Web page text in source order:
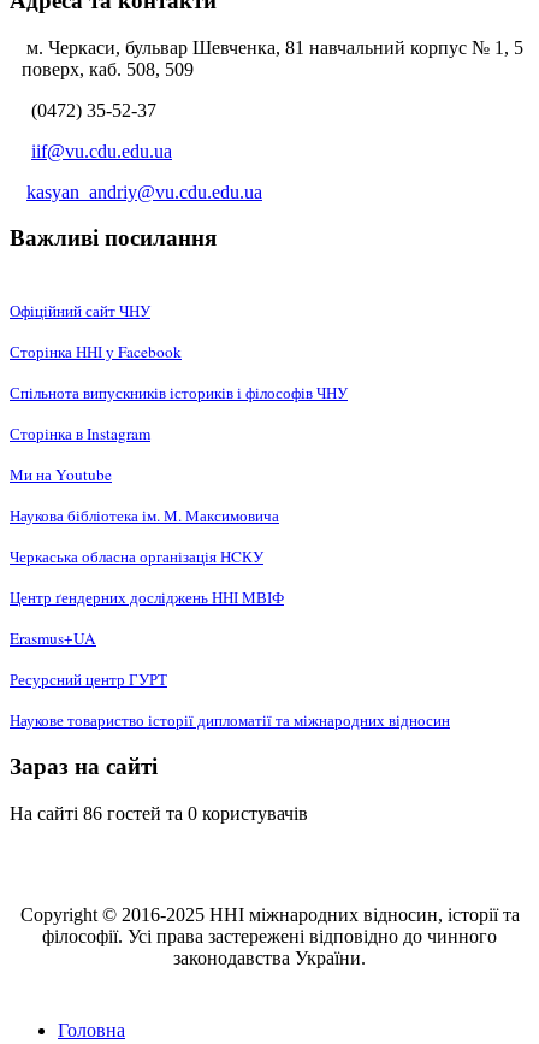
м. Черкаси, бульвар Шевченка, 81 навчальний корпус № 1, 5
поверх, каб. 508, 509
(0472) 35-52-37
iif@vu.cdu.edu.ua
kasyan_andriy@vu.cdu.edu.ua
Важливі посилання
Офіційний сайт ЧНУ
Сторінка ННІ у Facebook
Спільнота випускників істориків і філософів ЧНУ
Сторінка в Instagram
Ми на Youtube
Наукова бібліотека ім. М. Максимовича
Черкаська обласна організація НCКУ
Центр ґендерних досліджень ННІ МВІФ
Erasmus+UA
Ресурсний центр ГУРТ
Наукове товариство історії дипломатії та міжнародних відносин
Зараз на сайті
На сайті 86 гостей та 0 користувачів
Copyright © 2016-2025 ННІ міжнародних відносин, історії та
філософії. Усі права застережені відповідно до чинного
законодавства України.
Головна